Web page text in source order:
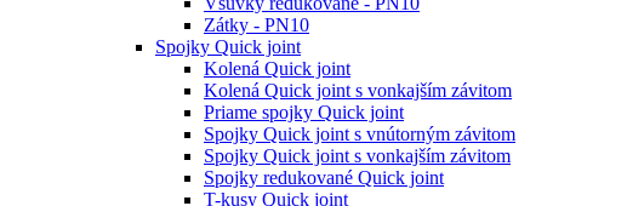
Zátky - PN10
Spojky Quick joint
Kolená Quick joint
Kolená Quick joint s vonkajším závitom
Priame spojky Quick joint
Spojky Quick joint s vnútorným závitom
Spojky Quick joint s vonkajším závitom
Spojky redukované Quick joint
T-kusy Quick joint